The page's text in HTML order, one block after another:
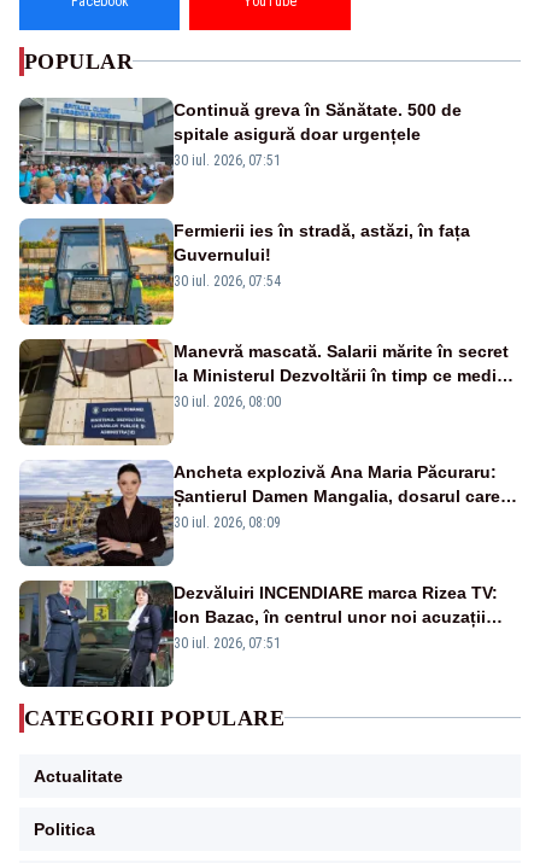
POPULAR
Continuă greva în Sănătate. 500 de
spitale asigură doar urgențele
30 iul. 2026, 07:51
Fermierii ies în stradă, astăzi, în fața
Guvernului!
30 iul. 2026, 07:54
Manevră mascată. Salarii mărite în secret
la Ministerul Dezvoltării în timp ce medicii
ies în stradă
30 iul. 2026, 08:00
Ancheta explozivă Ana Maria Păcuraru:
Șantierul Damen Mangalia, dosarul care
scufundă apărarea României
30 iul. 2026, 08:09
Dezvăluiri INCENDIARE marca Rizea TV:
Ion Bazac, în centrul unor noi acuzații
publice
30 iul. 2026, 07:51
CATEGORII POPULARE
Actualitate
Politica